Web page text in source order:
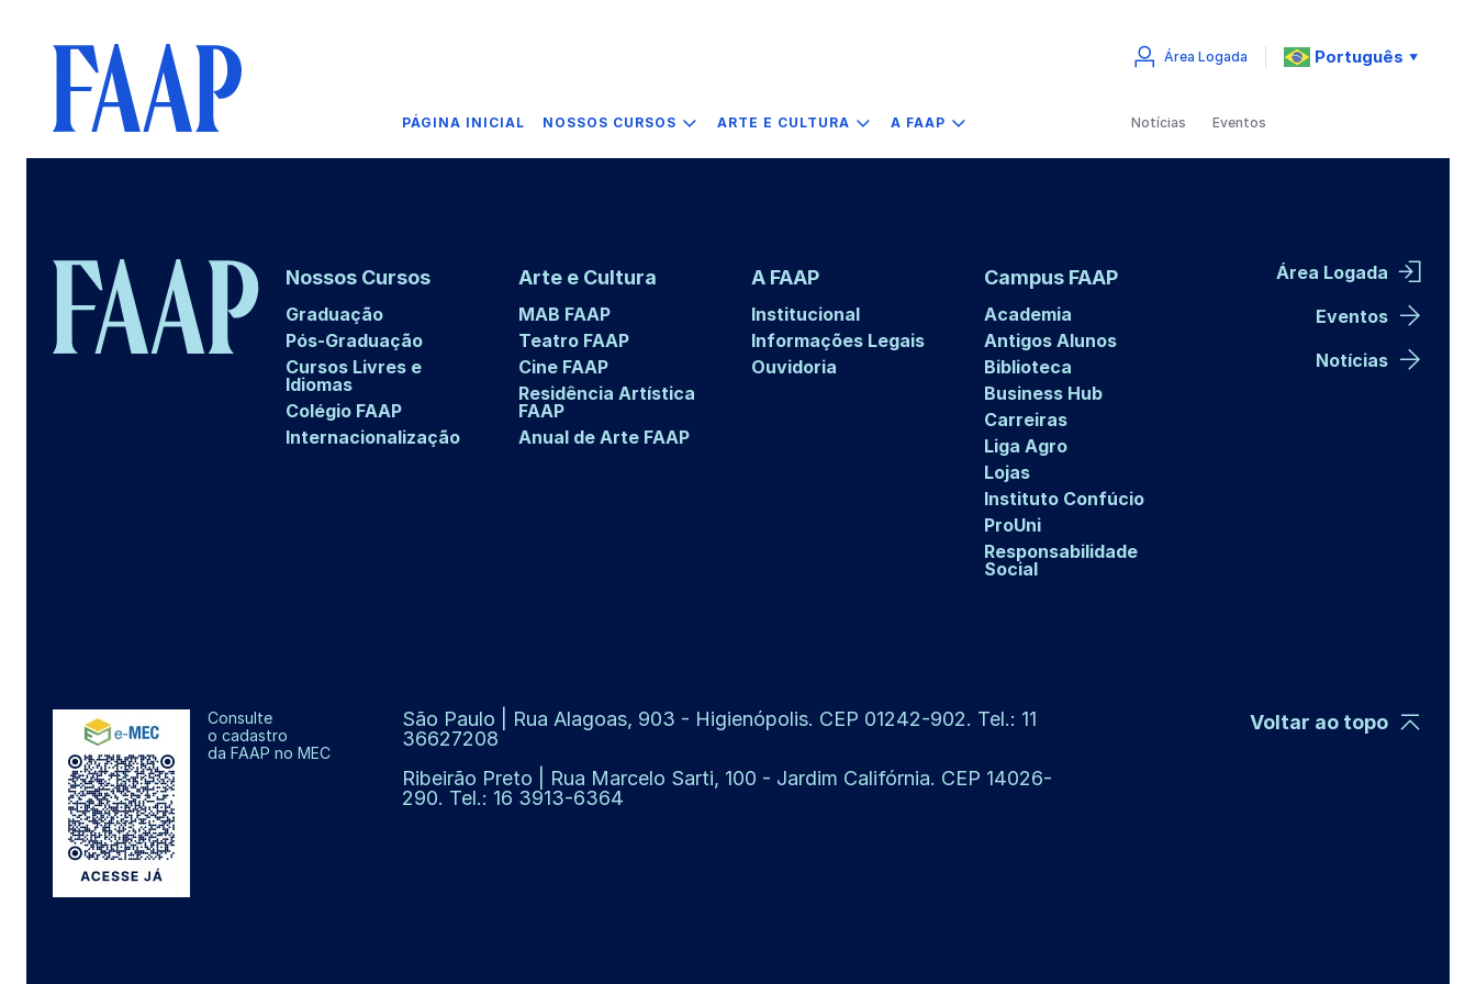
PÁGINA INICIAL NOSSOS CURSOS ARTE E CULTURA A FAAP
Área Logada Português ▼
Notícias Eventos
Nossos Cursos
Graduação
Pós-Graduação
Cursos Livres e
Idiomas
Colégio FAAP
Internacionalização
Arte e Cultura
MAB FAAP
Teatro FAAP
Cine FAAP
Residência Artística
FAAP
Anual de Arte FAAP
A FAAP
Institucional
Informações Legais
Ouvidoria
Campus FAAP
Academia
Antigos Alunos
Biblioteca
Business Hub
Carreiras
Liga Agro
Lojas
Instituto Confúcio
ProUni
Responsabilidade
Social
Área Logada
Eventos
Notícias
Consulte
o cadastro
da FAAP no MEC
São Paulo | Rua Alagoas, 903 - Higienópolis. CEP 01242-902. Tel.: 11
36627208
Ribeirão Preto | Rua Marcelo Sarti, 100 - Jardim Califórnia. CEP 14026-
290. Tel.: 16 3913-6364
Voltar ao topo